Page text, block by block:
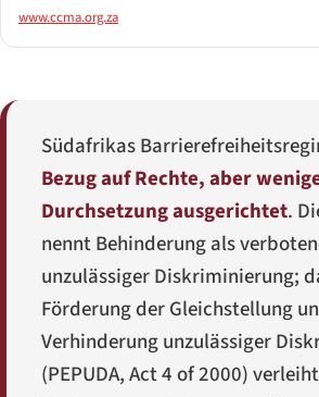
www.ccma.org.za
Südafrikas
Bezug auf Rechte, aber
Durchsetzung ausgerichtet.
nennt Behinderung als
unzulässiger Diskriminierung;
Förderung der Gleichstellung
Verhinderung unzulässiger
(PEPUDA, Act 4 of 2000)